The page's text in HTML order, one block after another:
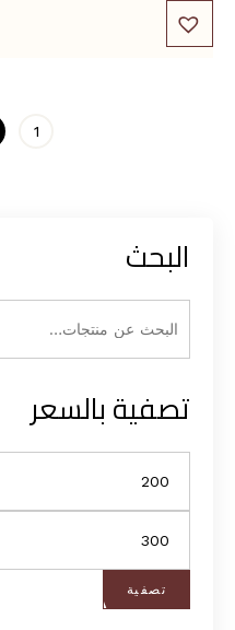
1
البحث
تصفية بالسعر
تصفية